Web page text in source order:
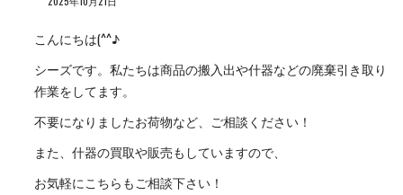
こんにちは(^^♪
シーズです。私たちは商品の搬入出や什器などの廃棄引き取り
作業をしてます。
不要になりましたお荷物など、ご相談ください！
また、什器の買取や販売もしていますので、
お気軽にこちらもご相談下さい！